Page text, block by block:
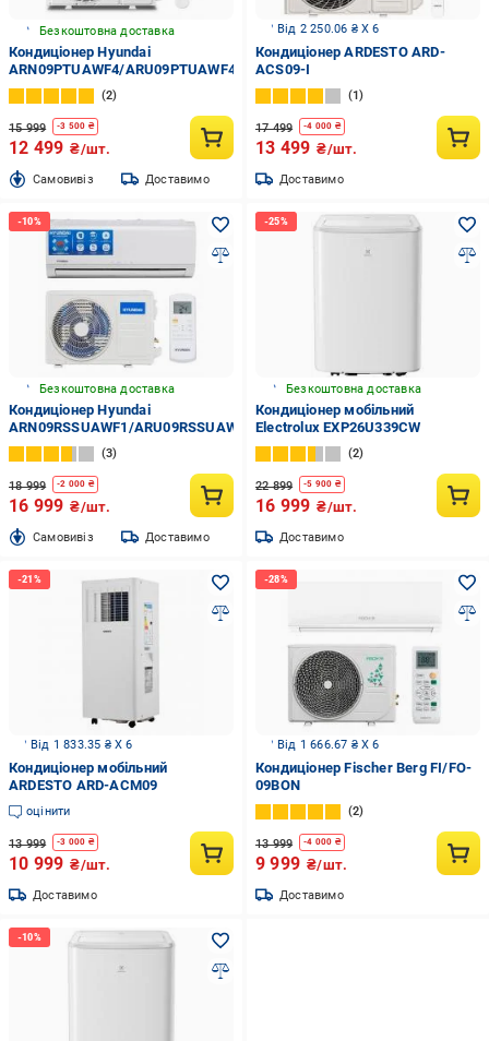
Безкоштовна доставка
Кондиціонер Hyundai
ARN09PTUAWF4/ARU09PTUAWF4
2
15 999 -3 500 ₴
12 499 ₴/шт.
Cамовивіз Доставимо
Від 2 250.06 ₴ X 6
Кондиціонер ARDESTO ARD-
ACS09-I
1
17 499 -4 000 ₴
13 499 ₴/шт.
Доставимо
Безкоштовна доставка
Кондиціонер Hyundai
ARN09RSSUAWF1/ARU09RSSUAWF1
3
18 999 -2 000 ₴
16 999 ₴/шт.
Cамовивіз Доставимо
Безкоштовна доставка
Кондиціонер мобільний
Electrolux EXP26U339CW
2
22 899 -5 900 ₴
16 999 ₴/шт.
Доставимо
Від 1 833.35 ₴ X 6
Кондиціонер мобільний
ARDESTO ARD-ACM09
оцінити
13 999 -3 000 ₴
10 999 ₴/шт.
Доставимо
Від 1 666.67 ₴ X 6
Кондиціонер Fischer Berg FI/FO-
09BON
2
13 999 -4 000 ₴
9 999 ₴/шт.
Доставимо